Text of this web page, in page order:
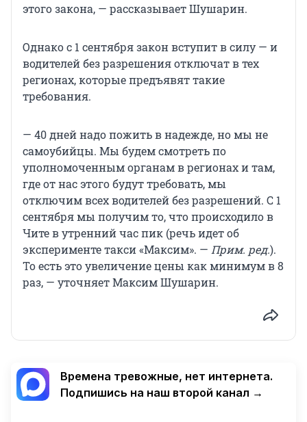
этого закона, — рассказывает Шушарин.
Однако с 1 сентября закон вступит в силу — и
водителей без разрешения отключат в тех
регионах, которые предъявят такие
требования.
— 40 дней надо пожить в надежде, но мы не
самоубийцы. Мы будем смотреть по
уполномоченным органам в регионах и там,
где от нас этого будут требовать, мы
отключим всех водителей без разрешений. С 1
сентября мы получим то, что происходило в
Чите в утренний час пик (речь идет об
эксперименте такси «Максим». — Прим. ред.).
То есть это увеличение цены как минимум в 8
раз, — уточняет Максим Шушарин.
Времена тревожные, нет интернета.
Подпишись на наш второй канал →